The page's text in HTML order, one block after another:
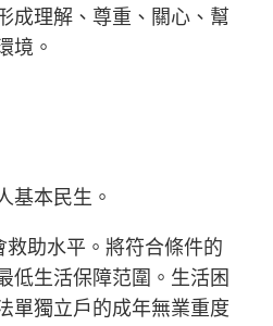
成理解、尊重、關心、幫
境。
本民生。
助水平。將符合條件的
低生活保障范圍。生活困
單獨立戶的成年無業重度